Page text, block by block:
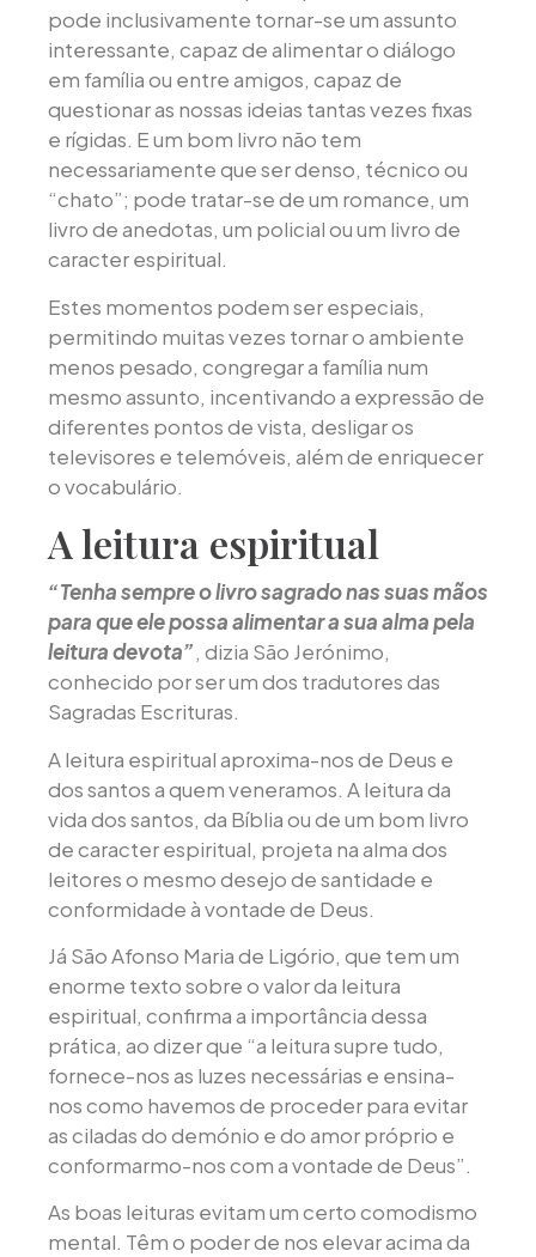
pode inclusivamente tornar-se um assunto
interessante, capaz de alimentar o diálogo
em família ou entre amigos, capaz de
questionar as nossas ideias tantas vezes fixas
e rígidas. E um bom livro não tem
necessariamente que ser denso, técnico ou
“chato”; pode tratar-se de um romance, um
livro de anedotas, um policial ou um livro de
caracter espiritual.
Estes momentos podem ser especiais,
permitindo muitas vezes tornar o ambiente
menos pesado, congregar a família num
mesmo assunto, incentivando a expressão de
diferentes pontos de vista, desligar os
televisores e telemóveis, além de enriquecer
o vocabulário.
A leitura espiritual
“Tenha sempre o livro sagrado nas suas mãos
para que ele possa alimentar a sua alma pela
leitura devota”, dizia São Jerónimo,
conhecido por ser um dos tradutores das
Sagradas Escrituras.
A leitura espiritual aproxima-nos de Deus e
dos santos a quem veneramos. A leitura da
vida dos santos, da Bíblia ou de um bom livro
de caracter espiritual, projeta na alma dos
leitores o mesmo desejo de santidade e
conformidade à vontade de Deus.
Já São Afonso Maria de Ligório, que tem um
enorme texto sobre o valor da leitura
espiritual, confirma a importância dessa
prática, ao dizer que “a leitura supre tudo,
fornece-nos as luzes necessárias e ensina-
nos como havemos de proceder para evitar
as ciladas do demónio e do amor próprio e
conformarmo-nos com a vontade de Deus”.
As boas leituras evitam um certo comodismo
mental. Têm o poder de nos elevar acima da